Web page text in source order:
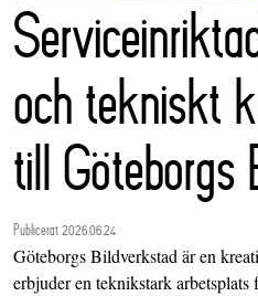
och tekniskt
till Göteborgs
Publicerat 2026.06.24
Göteborgs Bildverkstad är en
erbjuder en teknikstark